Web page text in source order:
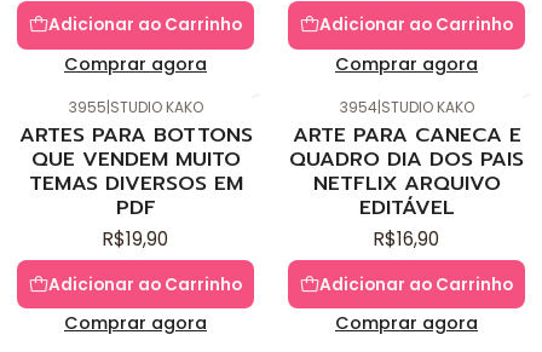
Adicionar ao Carrinho
Comprar agora
Adicionar ao Carrinho
Comprar agora
3955|STUDIO KAKO
ARTES PARA BOTTONS
QUE VENDEM MUITO
TEMAS DIVERSOS EM
PDF
R$19,90
Adicionar ao Carrinho
Comprar agora
3954|STUDIO KAKO
ARTE PARA CANECA E
QUADRO DIA DOS PAIS
NETFLIX ARQUIVO
EDITÁVEL
R$16,90
Adicionar ao Carrinho
Comprar agora